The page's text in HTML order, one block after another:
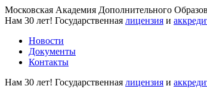
Московская Академия Дополнительного
Нам 30 лет! Государственная лицензия и
Новости
Документы
Контакты
Нам 30 лет! Государственная лицензия и